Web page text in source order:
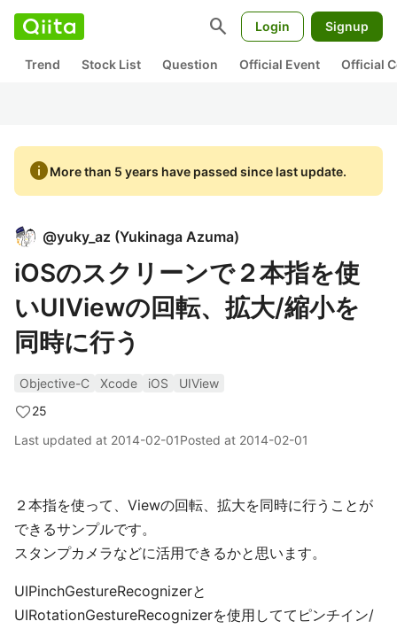
search Login Signup
Trend Stock List Question Official Event Official
infoMore than 5 years have passed since last update.
@yuky_az (Yukinaga Azuma)
iOSのスクリーンで２本指を使
いUIViewの回転、拡大/縮小を
同時に行う
Objective-C Xcode iOS
UIView
25
Last updated at 2014-02-01Posted at 2014-02-01
２本指を使って、Viewの回転、拡大を同時に行うことが
できるサンプルです。
スタンプカメラなどに活用できるかと思います。
UIPinchGestureRecognizerと
UIRotationGestureRecognizerを使用しててピンチイン/